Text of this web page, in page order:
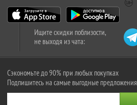
Ищите скидки поблизости,
не выходя из чата:
Сэкономьте до 90% при любых покупках
Подпишитесь на самые выгодные предложения